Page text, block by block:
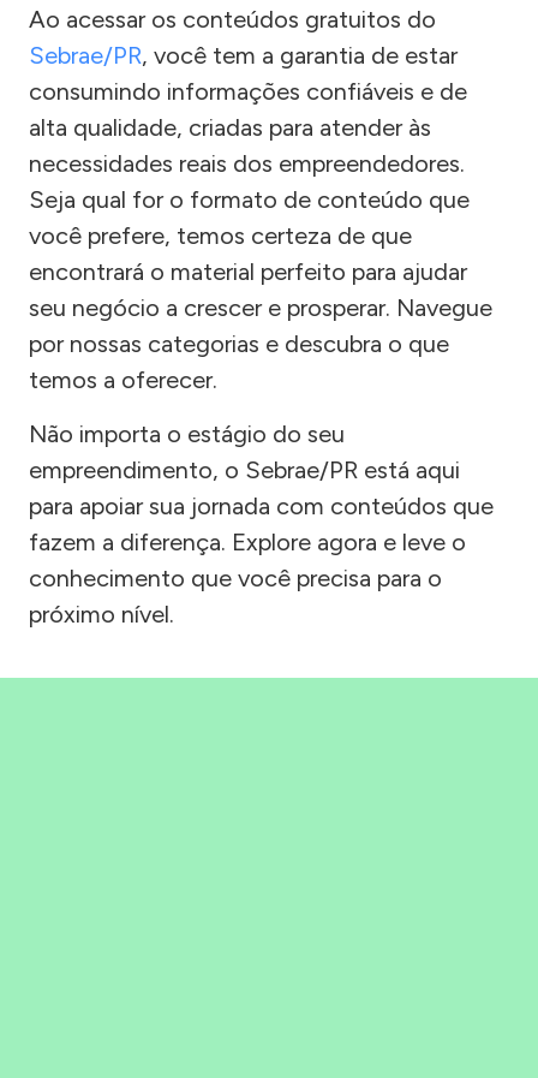
Ao acessar os conteúdos gratuitos do
Sebrae/PR, você tem a garantia de estar
consumindo informações confiáveis e de
alta qualidade, criadas para atender às
necessidades reais dos empreendedores.
Seja qual for o formato de conteúdo que
você prefere, temos certeza de que
encontrará o material perfeito para ajudar
seu negócio a crescer e prosperar. Navegue
por nossas categorias e descubra o que
temos a oferecer.
Não importa o estágio do seu
empreendimento, o Sebrae/PR está aqui
para apoiar sua jornada com conteúdos que
fazem a diferença. Explore agora e leve o
conhecimento que você precisa para o
próximo nível.